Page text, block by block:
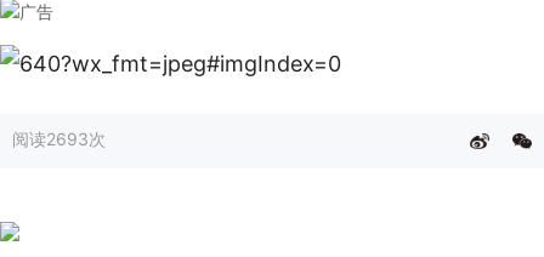
阅读2693次